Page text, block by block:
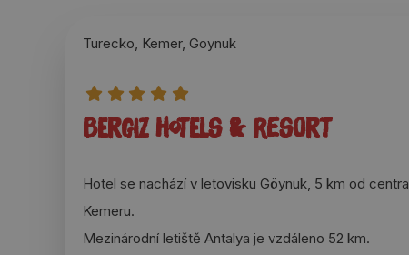
Turecko, Kemer, Goynuk
Bergiz Hotels & Resort
Hotel se nachází v letovisku Göynuk, 5 km od centra
Kemeru.
Mezinárodní letiště Antalya je vzdáleno 52 km.